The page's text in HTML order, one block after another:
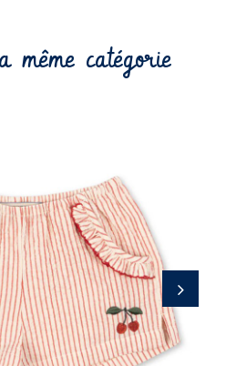
même catégorie
›